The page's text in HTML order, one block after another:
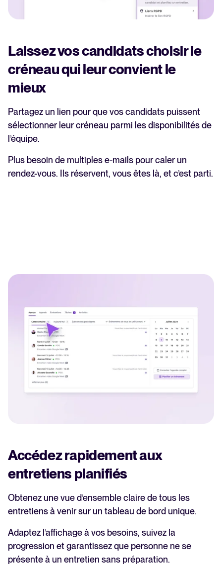
Laissez vos candidats choisir le
créneau qui leur convient le
mieux
Partagez un lien pour que vos candidats puissent
sélectionner leur créneau parmi les disponibilités de
l’équipe.
Plus besoin de multiples e-mails pour caler un
rendez-vous. Ils réservent, vous êtes là, et c’est parti.
Accédez rapidement aux
entretiens planifiés
Obtenez une vue d’ensemble claire de tous les
entretiens à venir sur un tableau de bord unique.
Adaptez l’affichage à vos besoins, suivez la
progression et garantissez que personne ne se
présente à un entretien sans préparation.